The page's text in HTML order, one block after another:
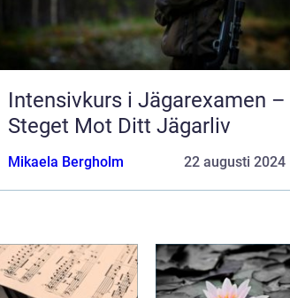
Intensivkurs i Jägarexamen –
Steget Mot Ditt Jägarliv
Mikaela Bergholm 22 augusti 2024